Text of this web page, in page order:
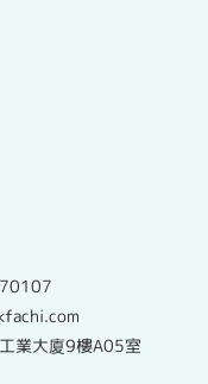
業大廈9樓A05室